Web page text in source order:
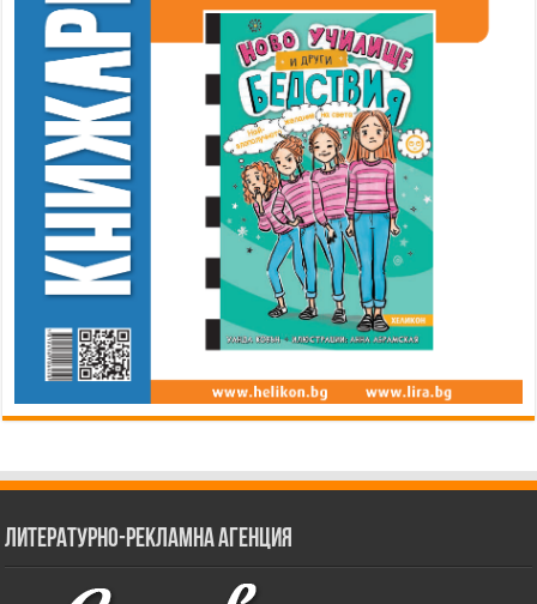
Литературно-рекламна агенция